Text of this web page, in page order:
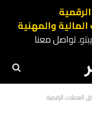
والمهنية
تواصل معنا
العملات الرقمية